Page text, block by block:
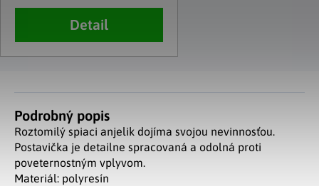
Detail
Podrobný popis
Roztomilý spiaci anjelik dojíma svojou nevinnosťou.
Postavička je detailne spracovaná a odolná proti
poveternostným vplyvom.
Materiál: polyresín